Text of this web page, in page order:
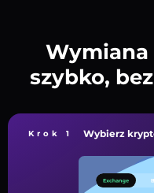
Wymiana
szybko,
Krok 1 Wybierz